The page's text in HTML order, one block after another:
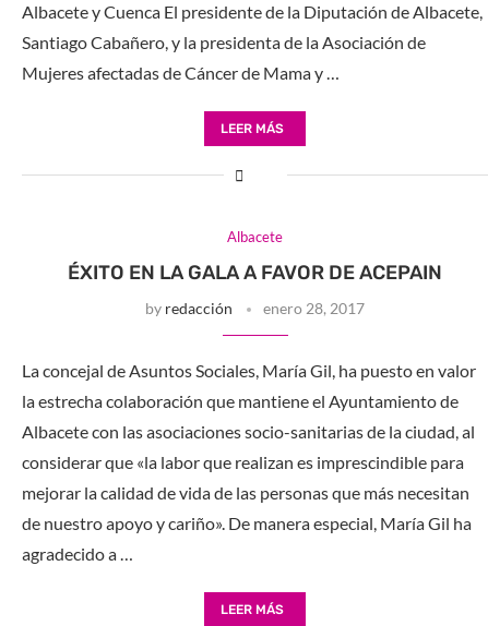
Albacete y Cuenca El presidente de la Diputación de Albacete,
Santiago Cabañero, y la presidenta de la Asociación de
Mujeres afectadas de Cáncer de Mama y …
LEER MÁS
Albacete
ÉXITO EN LA GALA A FAVOR DE ACEPAIN
by redacción enero 28, 2017
La concejal de Asuntos Sociales, María Gil, ha puesto en valor
la estrecha colaboración que mantiene el Ayuntamiento de
Albacete con las asociaciones socio-sanitarias de la ciudad, al
considerar que «la labor que realizan es imprescindible para
mejorar la calidad de vida de las personas que más necesitan
de nuestro apoyo y cariño». De manera especial, María Gil ha
agradecido a …
LEER MÁS